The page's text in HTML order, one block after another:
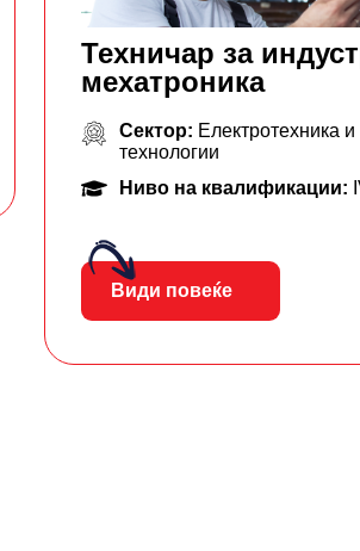
Техничар за
мехатроника
Сектор: Електротехника
технологии
Ниво на квалификации:
Види повеќе